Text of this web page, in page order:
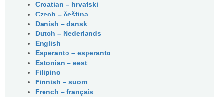
Croatian – hrvatski
Czech – čeština
Danish – dansk
Dutch – Nederlands
English
Esperanto – esperanto
Estonian – eesti
Filipino
Finnish – suomi
French – français